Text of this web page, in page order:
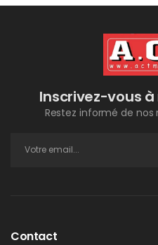
Inscrivez-vous
Restez informé de
Contact